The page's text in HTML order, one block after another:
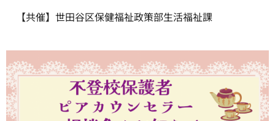
【共催】世田谷区保健福祉政策部生活福祉課